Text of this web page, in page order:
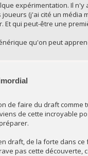
expérimentation. Il
(j'ai cité un
qui peut-être une
qu'on peut
de faire du draft comme
de cette incroyable
draft, de la forte dans
pas cette